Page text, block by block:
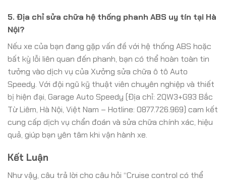
5. Địa chỉ sửa chữa hệ thống phanh ABS uy tín tại Hà
Nội?
Nếu xe của bạn đang gặp vấn đề với hệ thống ABS hoặc
bất kỳ lỗi liên quan đến phanh, bạn có thể hoàn toàn tin
tưởng vào dịch vụ của Xưởng sửa chữa ô tô Auto
Speedy. Với đội ngũ kỹ thuật viên chuyên nghiệp và thiết
bị hiện đại, Garage Auto Speedy (Địa chỉ: 2QW3+G93 Bắc
Từ Liêm, Hà Nội, Việt Nam – Hotline: 0877.726.969) cam kết
cung cấp dịch vụ chẩn đoán và sửa chữa chính xác, hiệu
quả, giúp bạn yên tâm khi vận hành xe.
Kết Luận
Như vậy, câu trả lời cho câu hỏi “Cruise control có thể